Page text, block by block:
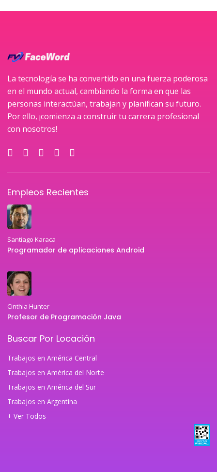
La tecnología se ha convertido en una fuerza poderosa
en el mundo actual, cambiando la forma en que las
personas interactúan, trabajan y planifican su futuro.
Por ello, ¡comienza a construir tu carrera profesional
con nosotros!
Empleos Recientes
Santiago Karaca
Programador de aplicaciones Android
Cinthia Hunter
Profesor de Programación Java
Buscar Por Locación
Trabajos en América Central
Trabajos en América del Norte
Trabajos en América del Sur
Trabajos en Argentina
+ Ver Todos